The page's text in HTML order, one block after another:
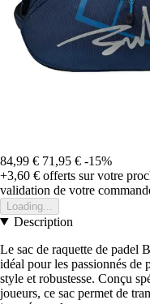
84,99 € 71,95 € -15%
+3,60 € offerts sur votre
validation de votre
Loading...
Description
Le sac de raquette de padel
idéal pour les passionnés
style et robustesse. Conçu
joueurs, ce sac permet de